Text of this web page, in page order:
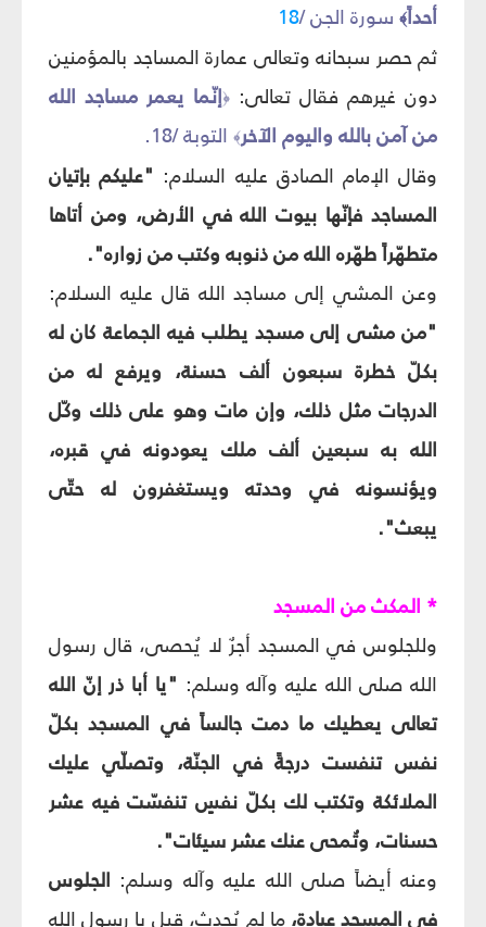
أحداً﴾ سورة الجن /18
ثم حصر سبحانه وتعالى عمارة المساجد بالمؤمنين
دون غيرهم فقال تعالى: ﴿إنّما يعمر مساجد الله
من آمن بالله واليوم الآخر﴾ التوبة /18.
وقال الإمام الصادق عليه السلام: "عليكم بإتيان
المساجد فإنّها بيوت الله في الأرض، ومن أتاها
متطهّراً طهّره الله من ذنوبه وكتب من زواره".
وعن المشي إلى مساجد الله قال عليه السلام:
"من مشى إلى مسجد يطلب فيه الجماعة كان له
بكلّ خطرة سبعون ألف حسنة، ويرفع له من
الدرجات مثل ذلك، وإن مات وهو على ذلك وكّل
الله به سبعين ألف ملك يعودونه في قبره،
ويؤنسونه في وحدته ويستغفرون له حتّى
يبعث".
* المكث من المسجد
وللجلوس في المسجد أجرٌ لا يُحصى، قال رسول
الله صلى الله عليه وآله وسلم: "يا أبا ذر إنّ الله
تعالى يعطيك ما دمت جالساً في المسجد بكلّ
نفس تنفست درجةً في الجنّة، وتصلّي عليك
الملائكة وتكتب لك بكلّ نفسٍ تنفسّت فيه عشر
حسنات، وتُمحى عنك عشر سيئات".
وعنه أيضاً صلى الله عليه وآله وسلم: الجلوس
في المسجد عبادة، ما لم يُحدث، قيل يا رسول الله